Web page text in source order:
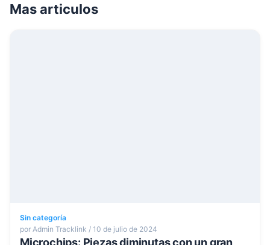
Mas articulos
Sin categoría
por Admin Tracklink / 10 de julio de 2024
Microchips: Piezas diminutas con un gran